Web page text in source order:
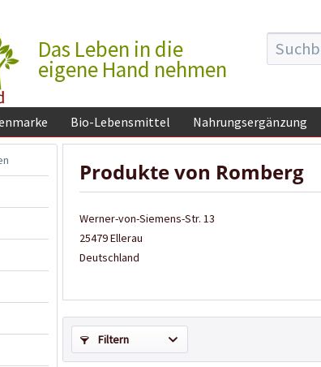
Das Leben in die
eigene Hand nehmen
Bio-Lebensmittel Nahrungsergänzung
Produkte von Romberg
Werner-von-Siemens-Str. 13
25479 Ellerau
Deutschland
Filtern